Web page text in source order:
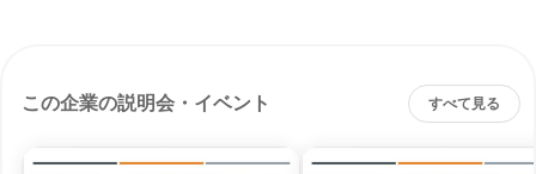
この企業の説明会・イベント すべて見る